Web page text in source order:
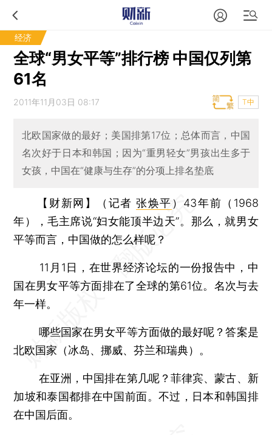
经济
全球“男女平等”排行榜 中国仅列第
61名
2011年11月03日 08:17 T中
北欧国家做的最好；美国排第17位；总体而言，中国
名次好于日本和韩国；因为“重男轻女”男孩出生多于
女孩，中国在“健康与生存”的分项上排名垫底
【财新网】（记者张焕平 ） 43年前（1968
年），毛主席说“妇女能顶半边天”。那么，就男女
平等而言，中国做的怎么样呢？
11月1日，在世界经济论坛的一份报告中，中
国在男女平等方面排在了全球的第61位。名次与去
年一样。
哪些国家在男女平等方面做的最好呢？答案是
北欧国家（冰岛、挪威、芬兰和瑞典）。
在亚洲，中国排在第几呢？菲律宾、蒙古、新
加坡和泰国都排在中国前面。不过，日本和韩国排
在中国后面。